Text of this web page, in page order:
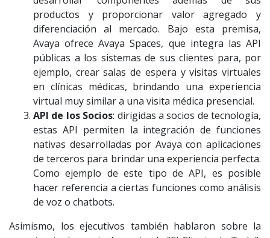
productos y proporcionar valor agregado y
diferenciación al mercado. Bajo esta premisa,
Avaya ofrece Avaya Spaces, que integra las API
públicas a los sistemas de sus clientes para, por
ejemplo, crear salas de espera y visitas virtuales
en clínicas médicas, brindando una experiencia
virtual muy similar a una visita médica presencial.
API de los Socios: dirigidas a socios de tecnología,
estas API permiten la integración de funciones
nativas desarrolladas por Avaya con aplicaciones
de terceros para brindar una experiencia perfecta.
Como ejemplo de este tipo de API, es posible
hacer referencia a ciertas funciones como análisis
de voz o chatbots.
Asimismo, los ejecutivos también hablaron sobre la